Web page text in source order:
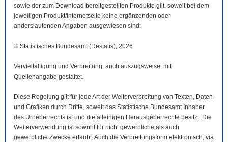
sowie der zum Download bereitgestellten Produkte gilt, soweit bei dem
jeweiligen Produkt/Internetseite keine ergänzenden oder
anderslautenden Angaben ausgewiesen sind:
© Statistisches Bundesamt (Destatis), 2026
Vervielfältigung und Verbreitung, auch auszugsweise, mit
Quellenangabe gestattet.
Diese Regelung gilt für jede Art der Weiterverbreitung von Texten, Daten
und Grafiken durch Dritte, soweit das Statistische Bundesamt Inhaber
des Urheberrechts ist und die alleinigen Herausgeberrechte besitzt. Die
Weiterverwendung ist sowohl für nicht gewerbliche als auch
gewerbliche Zwecke erlaubt. Auch die Verbreitungsform elektronisch, via